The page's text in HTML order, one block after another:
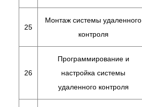
25
Монтаж системы удаленного
контроля
26
Программирование и
настройка системы
удаленного контроля